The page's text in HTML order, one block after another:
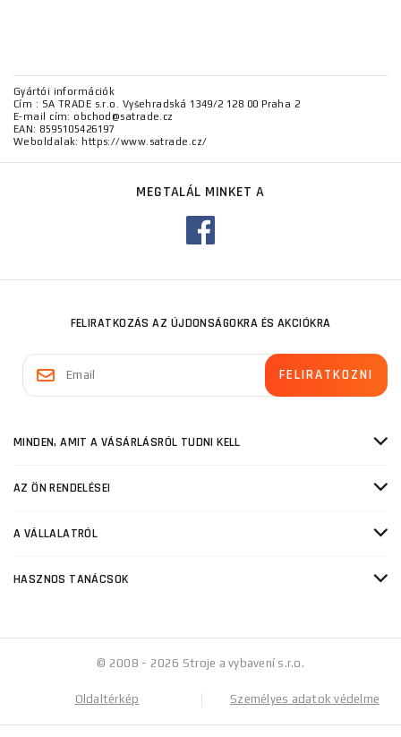
Gyártói információk
Cím : SA TRADE s.r.o. Vyšehradská 1349/2 128 00 Praha 2
E-mail cím: obchod@satrade.cz
EAN: 8595105426197
Weboldalak: https://www.satrade.cz/
MEGTALÁL MINKET A
FELIRATKOZÁS AZ ÚJDONSÁGOKRA ÉS AKCIÓKRA
MINDEN, AMIT A VÁSÁRLÁSRÓL TUDNI KELL
AZ ÖN RENDELÉSEI
A VÁLLALATRÓL
HASZNOS TANÁCSOK
© 2008 - 2026 Stroje a vybavení s.r.o.
Oldaltérkép Személyes adatok védelme